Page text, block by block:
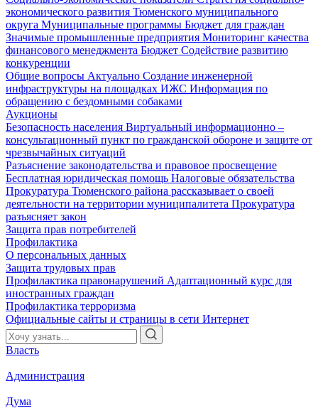
экономического развития Тюменского муниципального
округа Муниципальные программы Бюджет для граждан
Значимые промышленные предприятия Мониторинг качества
финансового менеджмента Бюджет Содействие развитию
конкуренции
Общие вопросы Актуально Создание инженерной
инфраструктуры на площадках ИЖС Информация по
обращению с бездомными собаками
Аукционы
Безопасность населения Виртуальный информационно –
консультационный пункт по гражданской обороне и защите от
чрезвычайных ситуаций
Разъяснение законодательства и правовое просвещение
Бесплатная юридическая помощь Налоговые обязательства
Прокуратура Тюменского района рассказывает о своей
деятельности на территории муниципалитета Прокуратура
разъясняет закон
Защита прав потребителей
Профилактика
О персональных данных
Защита трудовых прав
Профилактика правонарушений Адаптационный курс для
иностранных граждан
Профилактика терроризма
Официальные сайты и страницы в сети Интернет
Власть
Администрация
Дума